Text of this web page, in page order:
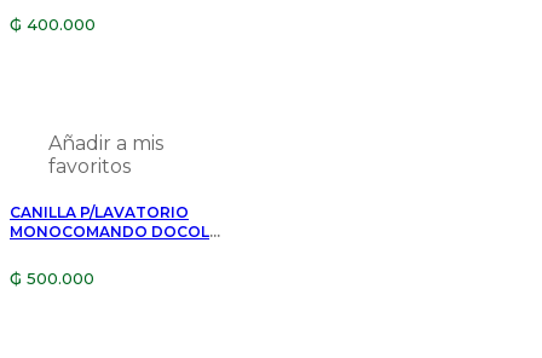
00967463
₲ 400.000
Añadir a mis
favoritos
CANILLA P/LAVATORIO
MONOCOMANDO DOCOL
₲ 500.000